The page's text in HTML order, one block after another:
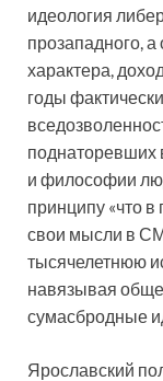
идеология
прозападного, а
характера,
годы
поднаторевших
и философии
принципу «что в
свои мысли в
тысячелетнюю
навязывая
сумасбродные
Ярославский